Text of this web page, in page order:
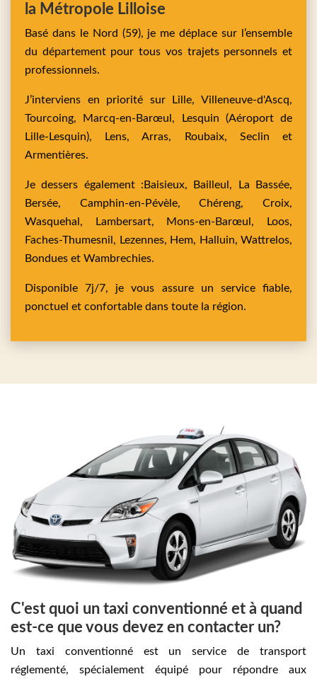
la Métropole Lilloise
Basé dans le Nord (59), je me déplace sur l’ensemble
du département pour tous vos trajets personnels et
professionnels.
J’interviens en priorité surLille,Villeneuve-d'Ascq,
Tourcoing,
Marcq-en-Barœul, Lesquin (Aéroport de
Lille-Lesquin), Lens,Arras, Roubaix, Seclin et
Armentières.
Je dessers également : Baisieux, Bailleul,
La Bassée,
Bersée, Camphin-en-Pévèle,Chéreng,Croix,
Wasquehal,
Lambersart, Mons-en-Barœul,
Loos,
Faches-Thumesnil, Lezennes, Hem, Halluin, Wattrelos,
Bondues et Wambrechies.
Disponible 7j/7, je vous assure un service fiable,
ponctuel et confortable dans toute la région.
C'est quoi un taxi conventionné et à quand
est-ce que vous devez en contacter un?
Un taxi conventionné est un service de transport
réglementé, spécialement équipé pour répondre aux